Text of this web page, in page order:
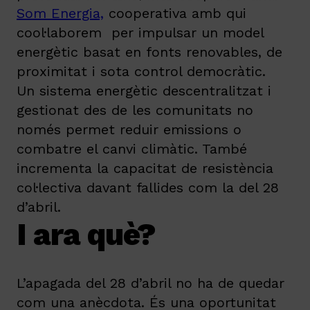
Som Energia, cooperativa amb qui
cool·laborem per impulsar un model
energètic basat en fonts renovables, de
proximitat i sota control democràtic.
Un sistema energètic descentralitzat i
gestionat des de les comunitats no
només permet reduir emissions o
combatre el canvi climàtic. També
incrementa la capacitat de resistència
col·lectiva davant fallides com la del 28
d’abril.
I ara què?
L’apagada del 28 d’abril no ha de quedar
com una anècdota. És una oportunitat